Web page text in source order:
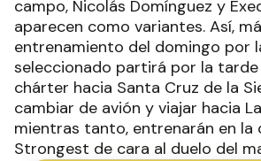
campo, Nicolás Domínguez y
aparecen como variantes. Así,
entrenamiento del domingo por
seleccionado partirá por la tarde
chárter hacia Santa Cruz de la
cambiar de avión y viajar hacia La
mientras tanto, entrenarán en la
Strongest de cara al duelo del